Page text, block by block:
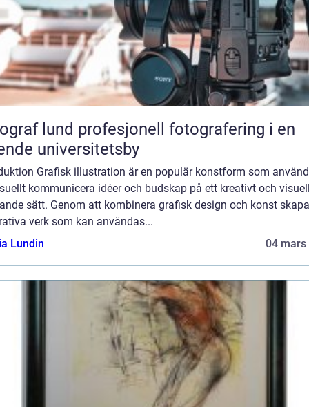
profesjonell fotografering i en
universitetsby
Grafisk illustration är en populär konstform som
kommunicera idéer och budskap på ett kreativt och
sätt. Genom att kombinera grafisk design och konst
verk som kan användas...
Lundin
04 mars